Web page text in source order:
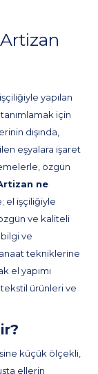
yapılan
için
dışında,
eşyalara işaret
özgün
ne
el işçiliğiyle
ve kaliteli
ve
tekniklerine
el yapımı
ürünleri ve
küçük ölçekli,
ellerin